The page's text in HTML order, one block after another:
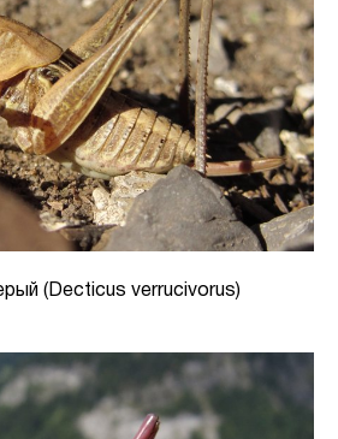
(Decticus verrucivorus)